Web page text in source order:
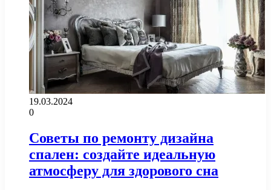
19.03.2024
0
Советы по ремонту дизайна
спален: создайте идеальную
атмосферу для здорового сна